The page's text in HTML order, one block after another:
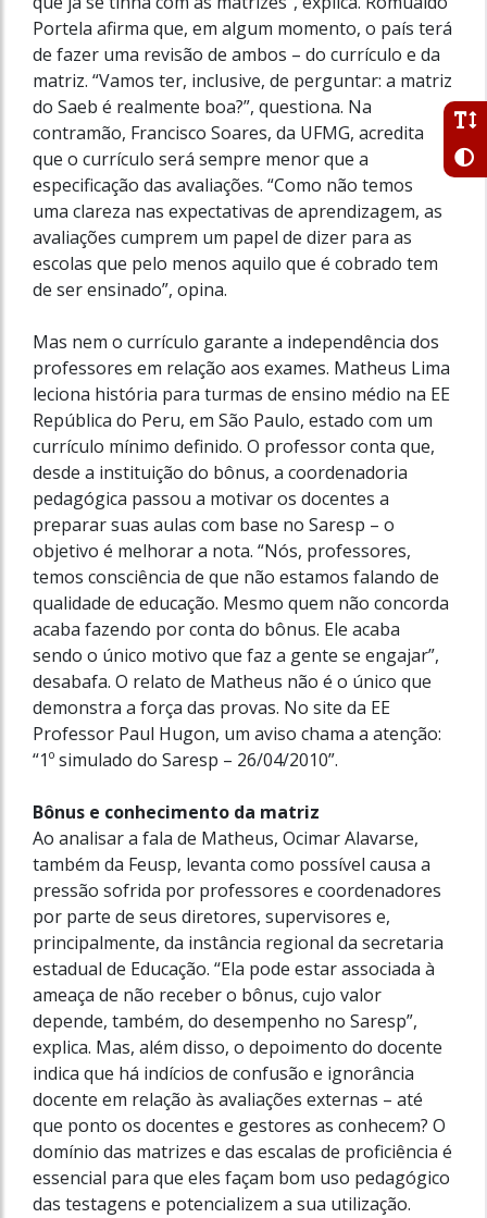
Portela afirma que, em algum momento, o país terá
de fazer uma revisão de ambos – do currículo e da
matriz. “Vamos ter, inclusive, de perguntar: a matriz
do Saeb é realmente boa?”, questiona. Na
contramão, Francisco Soares, da UFMG, acredita
que o currículo será sempre menor que a
especificação das avaliações. “Como não temos
uma clareza nas expectativas de aprendizagem, as
avaliações cumprem um papel de dizer para as
escolas que pelo menos aquilo que é cobrado tem
de ser ensinado”, opina.
Mas nem o currículo garante a independência dos
professores em relação aos exames. Matheus Lima
leciona história para turmas de ensino médio na EE
República do Peru, em São Paulo, estado com um
currículo mínimo definido. O professor conta que,
desde a instituição do bônus, a coordenadoria
pedagógica passou a motivar os docentes a
preparar suas aulas com base no Saresp – o
objetivo é melhorar a nota. “Nós, professores,
temos consciência de que não estamos falando de
qualidade de educação. Mesmo quem não concorda
acaba fazendo por conta do bônus. Ele acaba
sendo o único motivo que faz a gente se engajar”,
desabafa. O relato de Matheus não é o único que
demonstra a força das provas. No site da EE
Professor Paul Hugon, um aviso chama a atenção:
“1º simulado do Saresp – 26/04/2010”.
Bônus e conhecimento da matriz
Ao analisar a fala de Matheus, Ocimar Alavarse,
também da Feusp, levanta como possível causa a
pressão sofrida por professores e coordenadores
por parte de seus diretores, supervisores e,
principalmente, da instância regional da secretaria
estadual de Educação. “Ela pode estar associada à
ameaça de não receber o bônus, cujo valor
depende, também, do desempenho no Saresp”,
explica. Mas, além disso, o depoimento do docente
indica que há indícios de confusão e ignorância
docente em relação às avaliações externas – até
que ponto os docentes e gestores as conhecem? O
domínio das matrizes e das escalas de proficiência é
essencial para que eles façam bom uso pedagógico
das testagens e potencializem a sua utilização.